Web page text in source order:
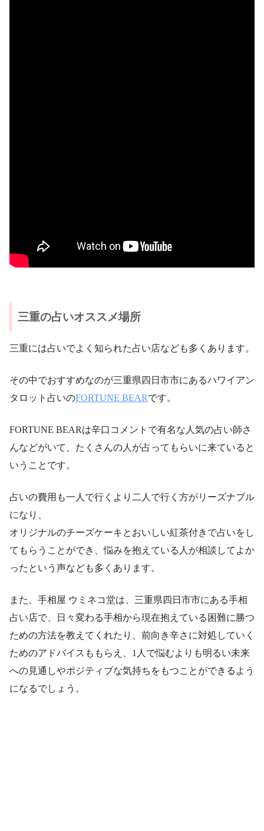
三重の占いオススメ場所
三重には占いでよく知られた占い店なども多くあります。
その中でおすすめなのが三重県四日市市にあるハワイアン
タロット占いのFORTUNE BEARです。
FORTUNE BEARは辛口コメントで有名な人気の占い師さ
んなどがいて、たくさんの人が占ってもらいに来ていると
いうことです。
占いの費用も一人で行くより二人で行く方がリーズナブル
になり、
オリジナルのチーズケーキとおいしい紅茶付きで占いをし
てもらうことができ、悩みを抱えている人が相談してよか
ったという声なども多くあります。
また、手相屋 ウミネコ堂は、三重県四日市市にある手相
占い店で、日々変わる手相から現在抱えている困難に勝つ
ための方法を教えてくれたり、前向き辛さに対処していく
ためのアドバイスももらえ、1人で悩むよりも明るい未来
への見通しやポジティブな気持ちをもつことができるよう
になるでしょう。